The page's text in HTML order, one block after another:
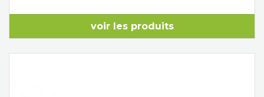
voir les produits